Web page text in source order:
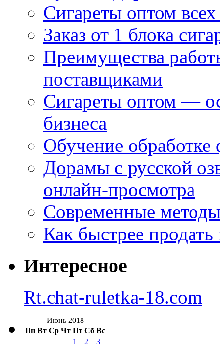
Сигареты оптом
Заказ от 1 блока
Преимущества
поставщиками
Сигареты оптом —
бизнеса
Обучение
Дорамы с русской
онлайн-просмотра
Современные
Как быстрее
Интересное
Rt.chat-ruletka-18.com
Июнь 2018
Пн Вт Ср Чт Пт Сб Вс
1
2
3